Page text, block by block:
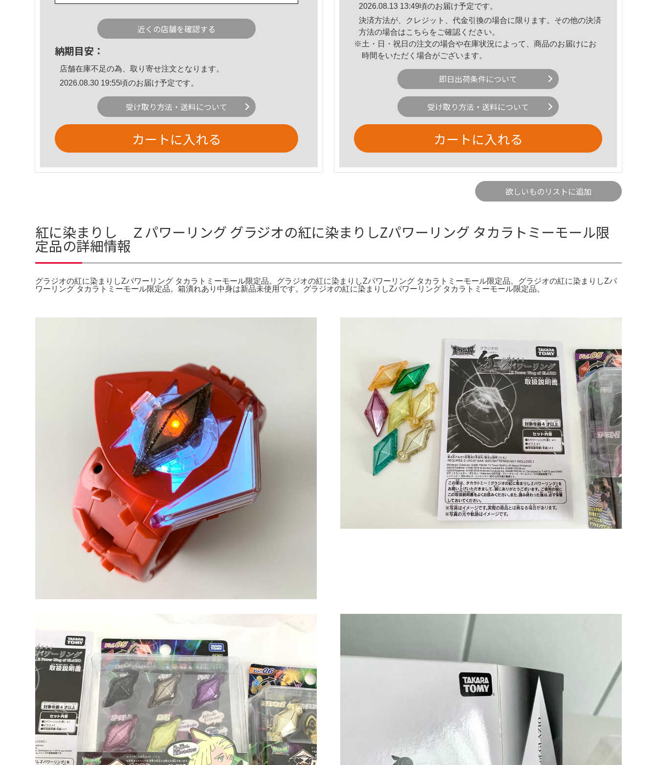
近くの店舗を確認する
納期目安：
店舗在庫不足の為、取り寄せ注文となります。
2026.08.30 19:55頃のお届け予定です。
受け取り方法・送料について
カートに入れる
2026.08.13 13:49頃のお届け予定です。
決済方法が、クレジット、代金引換の場合に限ります。その他の決済
方法の場合はこちら をご確認ください。
※土・日・祝日の注文の場合や在庫状況によって、商品のお届けにお
時間をいただく場合がございます。
即日出荷条件について
受け取り方法・送料について
カートに入れる
欲しいものリストに追加
紅に染まりし Ｚパワーリング グラジオの紅に染まりしZパワーリング タカラトミーモール限
定品の詳細情報
グラジオの紅に染まりしZパワーリング タカラトミーモール限定品。グラジオの紅に染まりしZパワーリング タカラトミーモール限定品。グラジオの紅に染まりしZパ
ワーリング タカラトミーモール限定品。箱潰れあり中身は新品未使用です。グラジオの紅に染まりしZパワーリング タカラトミーモール限定品。